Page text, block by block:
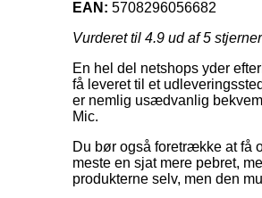
EAN: 5708296056682
Vurderet til 4.9 ud af 5
En hel del netshops yder
få leveret til et
er nemlig usædvanlig
Mic.
Du bør også foretrække at få
meste en sjat mere pebret,
produkterne selv, men den